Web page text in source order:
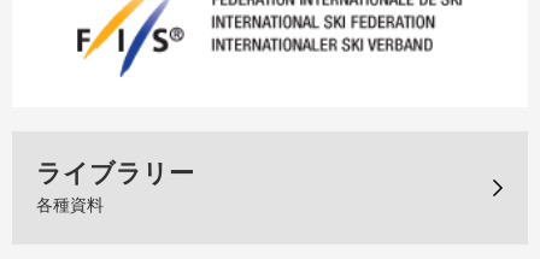
ライブラリー
各種資料